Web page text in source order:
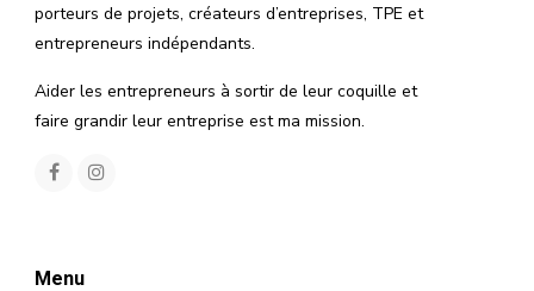
porteurs de projets, créateurs d’entreprises, TPE et
entrepreneurs indépendants.
Aider les entrepreneurs à sortir de leur coquille et
faire grandir leur entreprise est ma mission.
Menu